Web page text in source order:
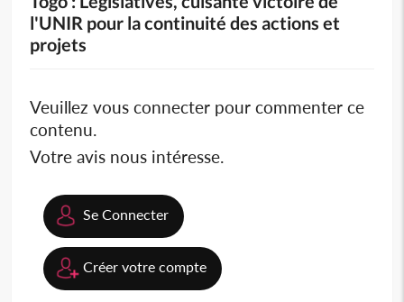
l'UNIR pour la continuité des actions et
projets
Veuillez vous connecter pour commenter ce
contenu.
Votre avis nous intéresse.
Se Connecter
Créer votre compte